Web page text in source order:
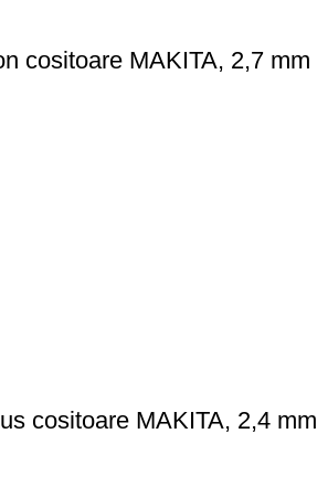
cositoare MAKITA, 2,7 mm
cositoare MAKITA, 2,4 mm